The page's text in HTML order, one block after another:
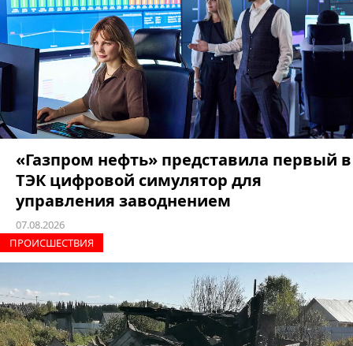
«Газпром нефть» представила первый в
ТЭК цифровой симулятор для
управления заводнением
07.08.2026
ПРОИCШЕСТВИЯ